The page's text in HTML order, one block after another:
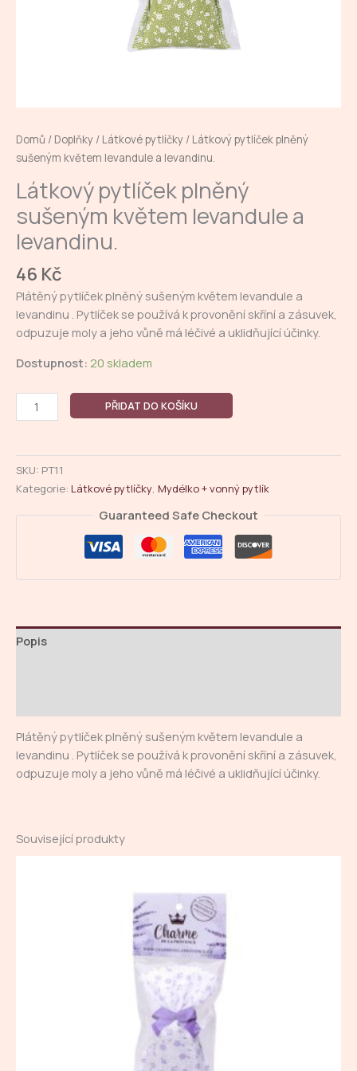
Domů / Doplňky / Látkové pytlíčky / Látkový pytlíček plněný
sušeným květem levandule a levandinu.
Látkový pytlíček plněný
sušeným květem levandule a
levandinu.
46 Kč
Plátěný pytlíček plněný sušeným květem levandule a
levandinu . Pytlíček se používá k provonění skříní a zásuvek,
odpuzuje moly a jeho vůně má léčivé a uklidňující účinky.
Dostupnost: 20 skladem
Látkový
pytlíček
sušeným
květem
levandule
PŘIDAT DO KOŠÍKU
SKU: PT11
Kategorie: Látkové pytlíčky, Mydélko + vonný pytlík
Guaranteed Safe Checkout
Popis
Plátěný pytlíček plněný sušeným květem levandule a
levandinu . Pytlíček se používá k provonění skříní a zásuvek,
odpuzuje moly a jeho vůně má léčivé a uklidňující účinky.
Související produkty